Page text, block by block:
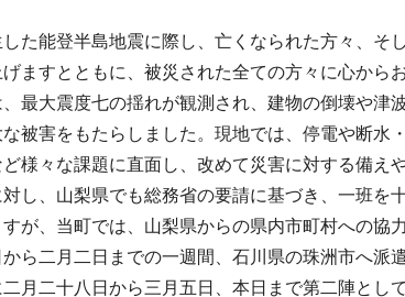
た能登半島地震に際し、亡くなられた方々、そ
ますとともに、被災された全ての方々に心から
最大震度七の揺れが観測され、建物の倒壊や津
被害をもたらしました。現地では、停電や断水
様々な課題に直面し、改めて災害に対する備え
し、山梨県でも総務省の要請に基づき、一班を
が、当町では、山梨県からの県内市町村への協
ら二月二日までの一週間、石川県の珠洲市へ派
月二十八日から三月五日、本日まで第二陣とし